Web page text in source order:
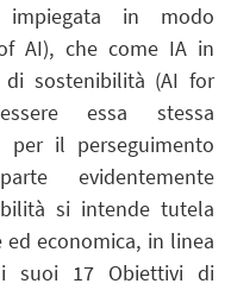
in modo
AI), che come IA in
sostenibilità (AI for
essa stessa
il perseguimento
evidentemente
si intende tutela
economica, in linea
suoi 17 Obiettivi di